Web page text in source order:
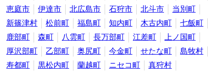
恵庭市
伊達市 北広島市 石狩市 北斗市
当別町
新篠津村
松前町 福島町 知内町 木古内町
七飯町
鹿部町
森町 八雲町 長万部町 江差町
上ノ国町
厚沢部町
乙部町 奥尻町 今金町 せたな町
島牧村
寿都町
黒松内町 蘭越町 ニセコ町
真狩村